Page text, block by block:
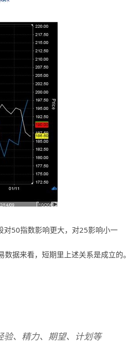
对50指数影响更大，对25影响小一
据来看，短期里上述关系是成立的。
、精力、期望、计划等